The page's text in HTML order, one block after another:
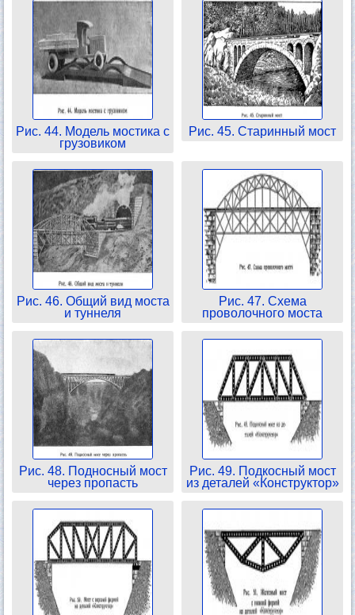
Рис. 44. Модель мостика с
грузовиком
Рис. 45. Старинный мост
Рис. 46. Общий вид моста
и туннеля
Рис. 47. Схема
проволочного моста
Рис. 48. Подносный мост
через пропасть
Рис. 49. Подкосный мост
из деталей «Конструктор»